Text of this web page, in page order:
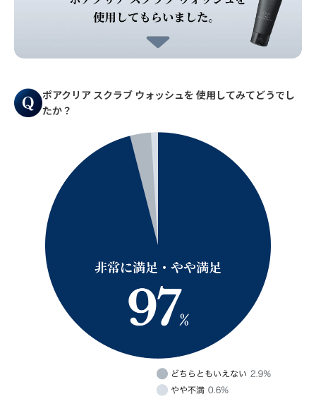
ポアクリア スクラブ ウォッシュを 使用してみてどうでし
たか？